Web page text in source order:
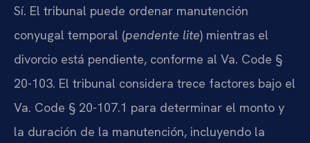
Sí. El tribunal puede ordenar manutención
conyugal temporal (pendente lite) mientras el
divorcio está pendiente, conforme al Va. Code §
20-103. El tribunal considera trece factores bajo el
Va. Code § 20-107.1 para determinar el monto y
la duración de la manutención, incluyendo la